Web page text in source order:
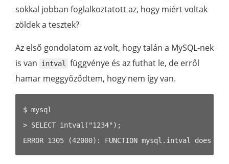
sokkal jobban foglalkoztatott az, hogy miért voltak
zöldek a tesztek?
Az első gondolatom az volt, hogy talán a MySQL-nek
is van
intval
függvénye és az futhat le, de erről
hamar meggyőződtem, hogy nem így van.
$ mysql
> SELECT intval("1234");